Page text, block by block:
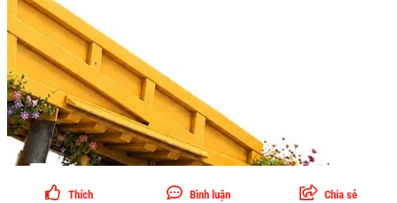
Thích Bình luận Chia sẻ